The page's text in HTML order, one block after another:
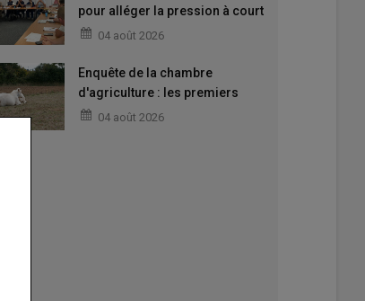
pour alléger la pression à court
terme04 août 2026
Enquête de la chambre
d'agriculture : les premiers
enseignements
04 août 2026